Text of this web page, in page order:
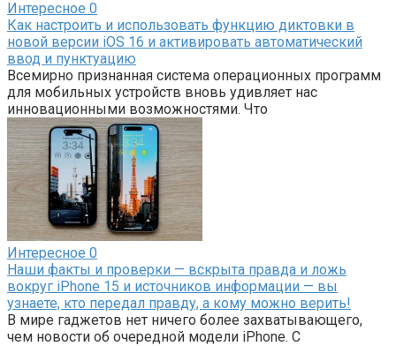
Интересное 0
Как настроить и использовать функцию диктовки в
новой версии iOS 16 и активировать автоматический
ввод и пунктуацию
Всемирно признанная система операционных программ
для мобильных устройств вновь удивляет нас
инновационными возможностями. Что
Интересное 0
Наши факты и проверки — вскрыта правда и ложь
вокруг iPhone 15 и источников информации — вы
узнаете, кто передал правду, а кому можно верить!
В мире гаджетов нет ничего более захватывающего,
чем новости об очередной модели iPhone. С